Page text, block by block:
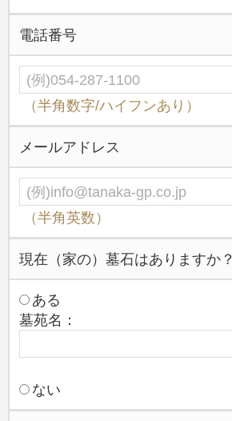
柴屋寺
徳願寺
帝釈寺（夫婦墓）
松龍院
妙慶寺
法傳寺・法傳寺別院
養福寺
普濟寺
渭川寺
瑞雲寺
福嚴寺
江浄寺
電話番号
（半角数字/ハイフンあり）
メールアドレス
（半角英数）
現在（家の）墓石はありますか？
ある
墓苑名：
ない